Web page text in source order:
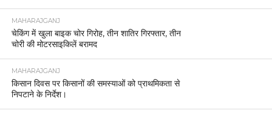
MAHARAJGANJ
चेकिंग में खुला बाइक चोर गिरोह, तीन शातिर गिरफ्तार, तीन
चोरी की मोटरसाइकिलें बरामद
MAHARAJGANJ
किसान दिवस पर किसानों की समस्याओं को प्राथमिकता से
निपटाने के निर्देश।